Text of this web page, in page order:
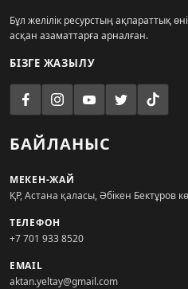
Бұл желілік ресурстың ақпараттық
асқан азаматтарға арналған.
БІЗГЕ ЖАЗЫЛУ
БАЙЛАНЫС
МЕКЕН-ЖАЙ
ҚР, Астана қаласы, Әбікен Бектұров
ТЕЛЕФОН
+7 701 933 8520
EMAIL
aktan.yeltay@gmail.com